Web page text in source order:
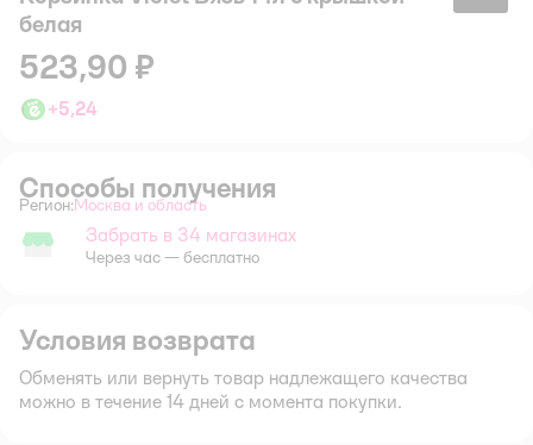
белая
523,90 ₽
+5,24
Способы получения
Регион: Выбор адреса доставки.
Москва и область
Забрать в магазине
Забрать в 34 магазинах
Через час — бесплатно
Условия возврата
Обменять или вернуть товар надлежащего качества
можно в течение 14 дней с момента покупки.